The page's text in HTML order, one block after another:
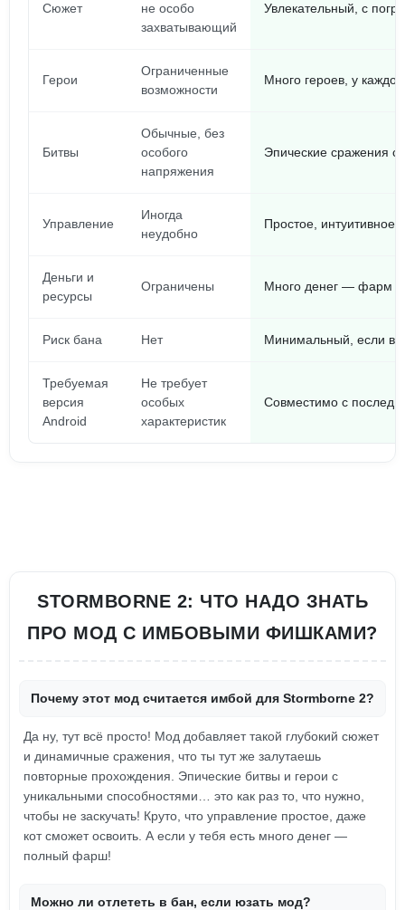
Сюжет
не особо
захватывающий
Увлекательный, с
Герои
Ограниченные
возможности
Много героев, у
Битвы
Обычные, без
особого
напряжения
Эпические сражения
Управление
Иногда
неудобно
Простое, интуитивное
Деньги и
ресурсы
Ограничены Много денег — фарм
Риск бана Нет Минимальный, если
Требуемая
версия
Android
Не требует
особых
характеристик
Совместимо с
STORMBORNE 2: ЧТО НАДО ЗНАТЬ
ПРО МОД С ИМБОВЫМИ ФИШКАМИ?
Почему этот мод считается имбой для Stormborne 2?
Да ну, тут всё просто! Мод добавляет такой глубокий сюжет
и динамичные сражения, что ты тут же залутаешь
повторные прохождения. Эпические битвы и герои с
уникальными способностями… это как раз то, что нужно,
чтобы не заскучать! Круто, что управление простое, даже
кот сможет освоить. А если у тебя есть много денег —
полный фарш!
Можно ли отлететь в бан, если юзать мод?